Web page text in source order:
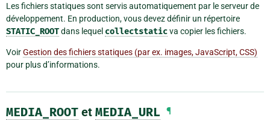
Les fichiers statiques sont servis automatiquement par le serveur de
développement. En production, vous devez définir un répertoire
STATIC_ROOTdans lequel collectstaticva copier les fichiers.
VoirGestion des fichiers statiques (par ex. images, JavaScript, CSS)
pour plus d’informations.
MEDIA_ROOT et MEDIA_URL ¶